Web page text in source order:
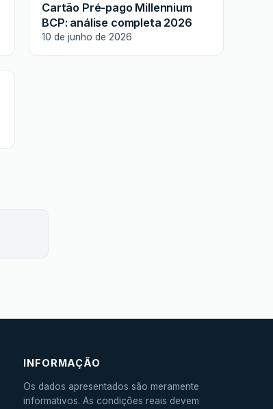
Cartão Pré-pago Millennium
BCP: análise completa 2026
10 de junho de 2026
INFORMAÇÃO
Os dados apresentados são meramente
informativos. As condições reais devem